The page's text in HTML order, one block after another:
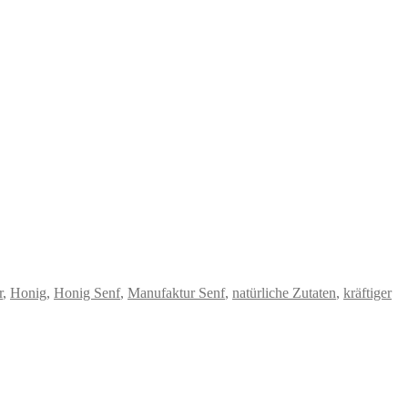
, Honig, Honig Senf, Manufaktur Senf, natürliche Zutaten, kräftiger